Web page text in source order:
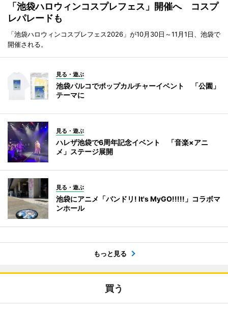
「池袋ハロウィンコスプレフェス」開催へ コスプ
レパレードも
「池袋ハロウィンコスプレフェス2026」が10月30日～11月1日、池袋で
開催される。
見る・遊ぶ
池袋パルコでポップカルチャーイベント 「公園」
テーマに
見る・遊ぶ
ハレザ池袋で6周年記念イベント 「音楽×アニ
メ」ステージ展開
見る・遊ぶ
池袋にアニメ「バンドリ! It's MyGO!!!!!」コラボマ
ンホール
もっと見る
買う